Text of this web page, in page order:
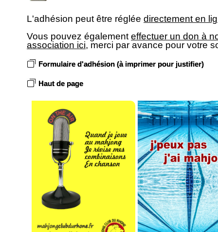
L'adhésion peut être réglée directement en
Vous pouvez également effectuer un don à
association ici, merci par avance pour votre
Formulaire d'adhésion (à imprimer pour justifier)
Haut de page